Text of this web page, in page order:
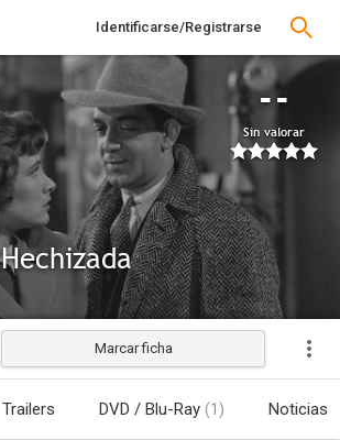
Identificarse/Registrarse
--
Sin valorar
Hechizada
Estrenada
Marcar ficha
Trailers DVD / Blu-Ray (1) Noticias